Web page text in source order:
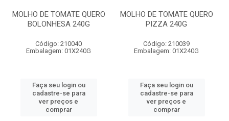
MOLHO DE TOMATE QUERO
BOLONHESA 240G
Código: 210040
Embalagem: 01X240G
Faça seu login ou
cadastre-se para
ver preços e
comprar
MOLHO DE TOMATE QUERO
PIZZA 240G
Código: 210039
Embalagem: 01X240G
Faça seu login ou
cadastre-se para
ver preços e
comprar